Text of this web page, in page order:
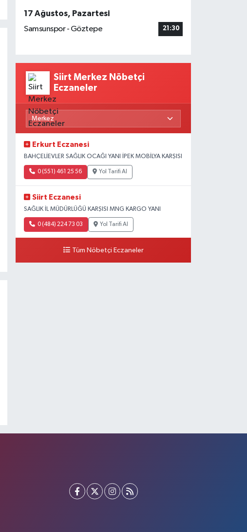
17 Ağustos, Pazartesi
Samsunspor - Göztepe
21:30
Siirt Merkez Nöbetçi
Eczaneler
Erkurt Eczanesi
BAHÇELİEVLER SAĞLIK OCAĞI YANI İPEK MOBİLYA KARŞISI
0 (551) 461 25 56 Yol Tarifi Al
Siirt Eczanesi
SAĞLIK İL MÜDÜRLÜĞÜ KARŞISI MNG KARGO YANI
0 (484) 224 73 03 Yol Tarifi Al
Tüm Nöbetçi Eczaneler